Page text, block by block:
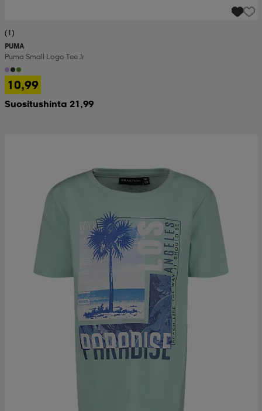
(1)
PUMA
Puma Small Logo Tee Jr
10,99
Suositushinta 21,99